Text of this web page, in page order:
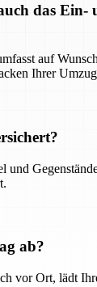
das Ein-
auf
Ihrer
und
ab?
vor Ort, lädt